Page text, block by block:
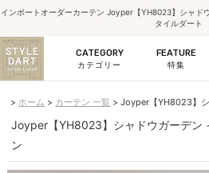
インポートオーダーカーテン Joyper【YH8023】シャド
タイルダート
CATEGORY
カテゴリー
FEATURE
特集
ホーム カーテン 一覧 Joyper【YH8023】
Joyper【YH8023】シャドウガーデン
ン